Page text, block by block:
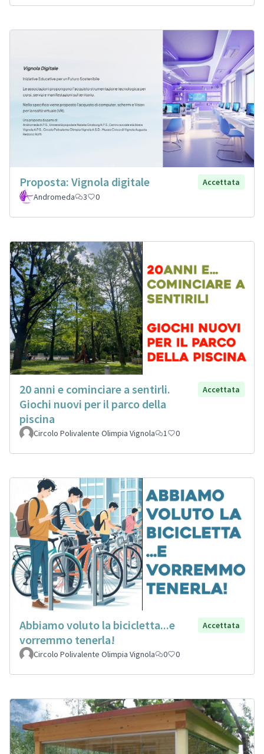
Proposta: Vignola digitale
Accettata
Andromeda
3 0
20 anni e cominciare a sentirli.
Giochi nuovi per il parco della
piscina
Accettata
Circolo Polivalente Olimpia Vignola 1 0
Abbiamo voluto la bicicletta...e
vorremmo tenerla!
Accettata
Circolo Polivalente Olimpia Vignola 0 0